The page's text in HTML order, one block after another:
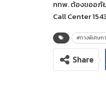
กทพ. ต้องขออภั
Call Center
#ทางพิเศษก
Share